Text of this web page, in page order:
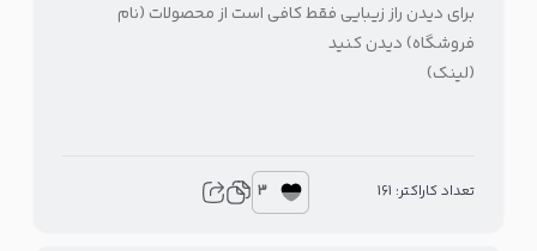
برای دیدن راز زیبایی فقط کافی است از محصولات (نام
فروشگاه) دیدن کنید
(لینک)
تعداد کاراکتر: 161 3